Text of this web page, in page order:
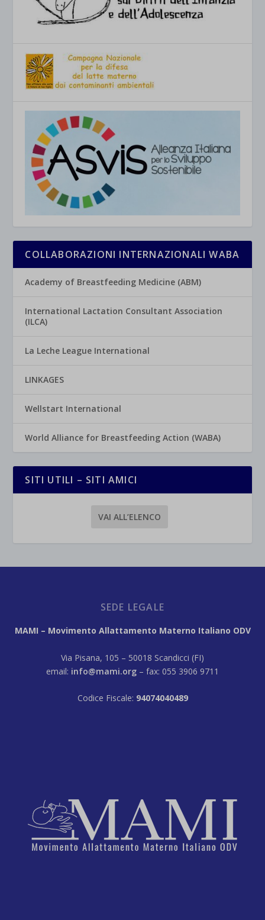
COLLABORAZIONI INTERNAZIONALI WABA
Academy of Breastfeeding Medicine (ABM)
International Lactation Consultant Association
(ILCA)
La Leche League International
LINKAGES
Wellstart International
World Alliance for Breastfeeding Action (WABA)
SITI UTILI – SITI AMICI
VAI ALL’ELENCO
SEDE LEGALE
MAMI – Movimento Allattamento Materno Italiano ODV
Via Pisana, 105 – 50018 Scandicci (FI)
email: info@mami.org – fax: 055 3906 9711
Codice Fiscale: 94074040489